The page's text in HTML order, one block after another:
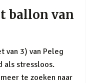
ballon van
van 3) van Peleg
als stressloos.
te zoeken naar